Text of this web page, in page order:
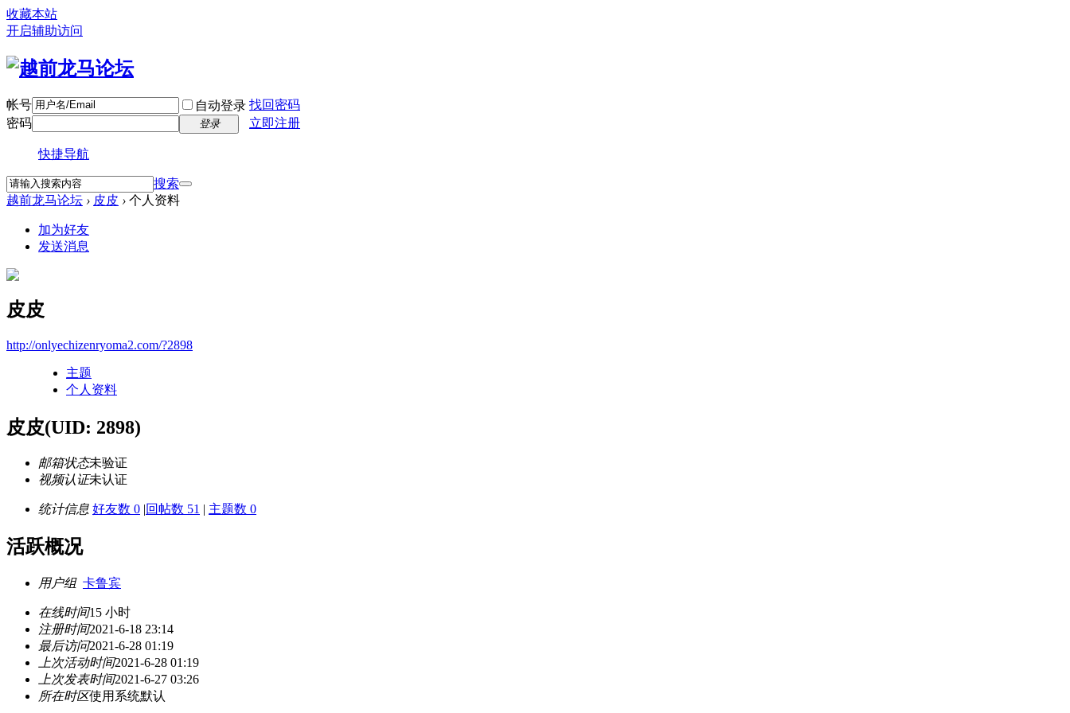
收藏本站
开启辅助访问
帐号 自动登录 找回密码
密码
登录 立即注册
快捷导航
搜索
越前龙马论坛 › 皮皮 › 个人资料
加为好友
发送消息
皮皮
http://onlyechizenryoma2.com/?2898
主题
个人资料
皮皮(UID: 2898)
邮箱状态未验证
视频认证未认证
统计信息 好友数 0 |回帖数 51 | 主题数 0
活跃概况
用户组 卡鲁宾
在线时间15 小时
注册时间2021-6-18 23:14
最后访问2021-6-28 01:19
上次活动时间2021-6-28 01:19
上次发表时间2021-6-27 03:26
所在时区使用系统默认